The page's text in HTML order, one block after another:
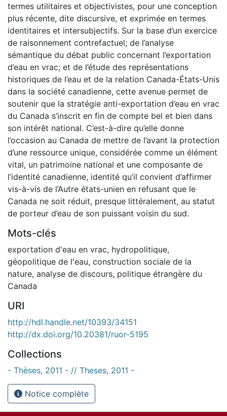
termes utilitaires et objectivistes, pour une conception
plus récente, dite discursive, et exprimée en termes
identitaires et intersubjectifs. Sur la base d’un exercice
de raisonnement contrefactuel; de l’analyse
sémantique du débat public concernant l’exportation
d’eau en vrac; et de l’étude des représentations
historiques de l’eau et de la relation Canada-États-Unis
dans la société canadienne, cette avenue permet de
soutenir que la stratégie anti-exportation d’eau en vrac
du Canada s’inscrit en fin de compte bel et bien dans
son intérêt national. C’est-à-dire qu’elle donne
l’occasion au Canada de mettre de l’avant la protection
d’une ressource unique, considérée comme un élément
vital, un patrimoine national et une composante de
l’identité canadienne, identité qu’il convient d’affirmer
vis-à-vis de l’Autre états-unien en refusant que le
Canada ne soit réduit, presque littéralement, au statut
de porteur d’eau de son puissant voisin du sud.
Mots-clés
exportation d'eau en vrac, hydropolitique,
géopolitique de l'eau, construction sociale de la
nature, analyse de discours, politique étrangère du
Canada
URI
http://hdl.handle.net/10393/34151
http://dx.doi.org/10.20381/ruor-5195
Collections
- Thèses, 2011 - // Theses, 2011 -
Notice complète